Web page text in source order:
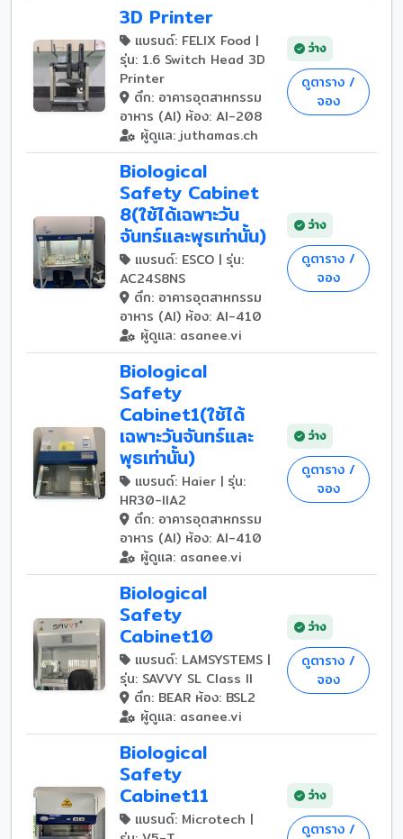
3D Printer
แบรนด์: FELIX Food |
รุ่น: 1.6 Switch Head 3D
Printer
ตึก: อาคารอุตสาหกรรม
อาหาร (AI) ห้อง: AI-208
ผู้ดูแล: juthamas.ch
ว่าง
ดูตาราง /
จอง
Biological
Safety Cabinet
8(ใช้ได้เฉพาะวัน
จันทร์และพุธเท่านั้น)
แบรนด์: ESCO | รุ่น:
AC24S8NS
ตึก: อาคารอุตสาหกรรม
อาหาร (AI) ห้อง: AI-410
ผู้ดูแล: asanee.vi
ว่าง
ดูตาราง /
จอง
Biological
Safety
Cabinet1(ใช้ได้
เฉพาะวันจันทร์และ
พุธเท่านั้น)
แบรนด์: Haier | รุ่น:
HR30-IIA2
ตึก: อาคารอุตสาหกรรม
อาหาร (AI) ห้อง: AI-410
ผู้ดูแล: asanee.vi
ว่าง
ดูตาราง /
จอง
Biological
Safety
Cabinet10
แบรนด์: LAMSYSTEMS |
รุ่น: SAVVY SL Class II
ตึก: BEAR ห้อง: BSL2
ผู้ดูแล: asanee.vi
ว่าง
ดูตาราง /
จอง
Biological
Safety
Cabinet11
แบรนด์: Microtech |
ว่าง
ดูตาราง /